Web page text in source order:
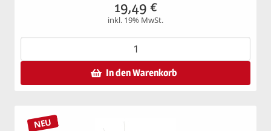
19,49 €
inkl. 19% MwSt.
In den Warenkorb
NEU